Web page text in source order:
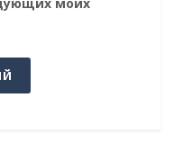
моих